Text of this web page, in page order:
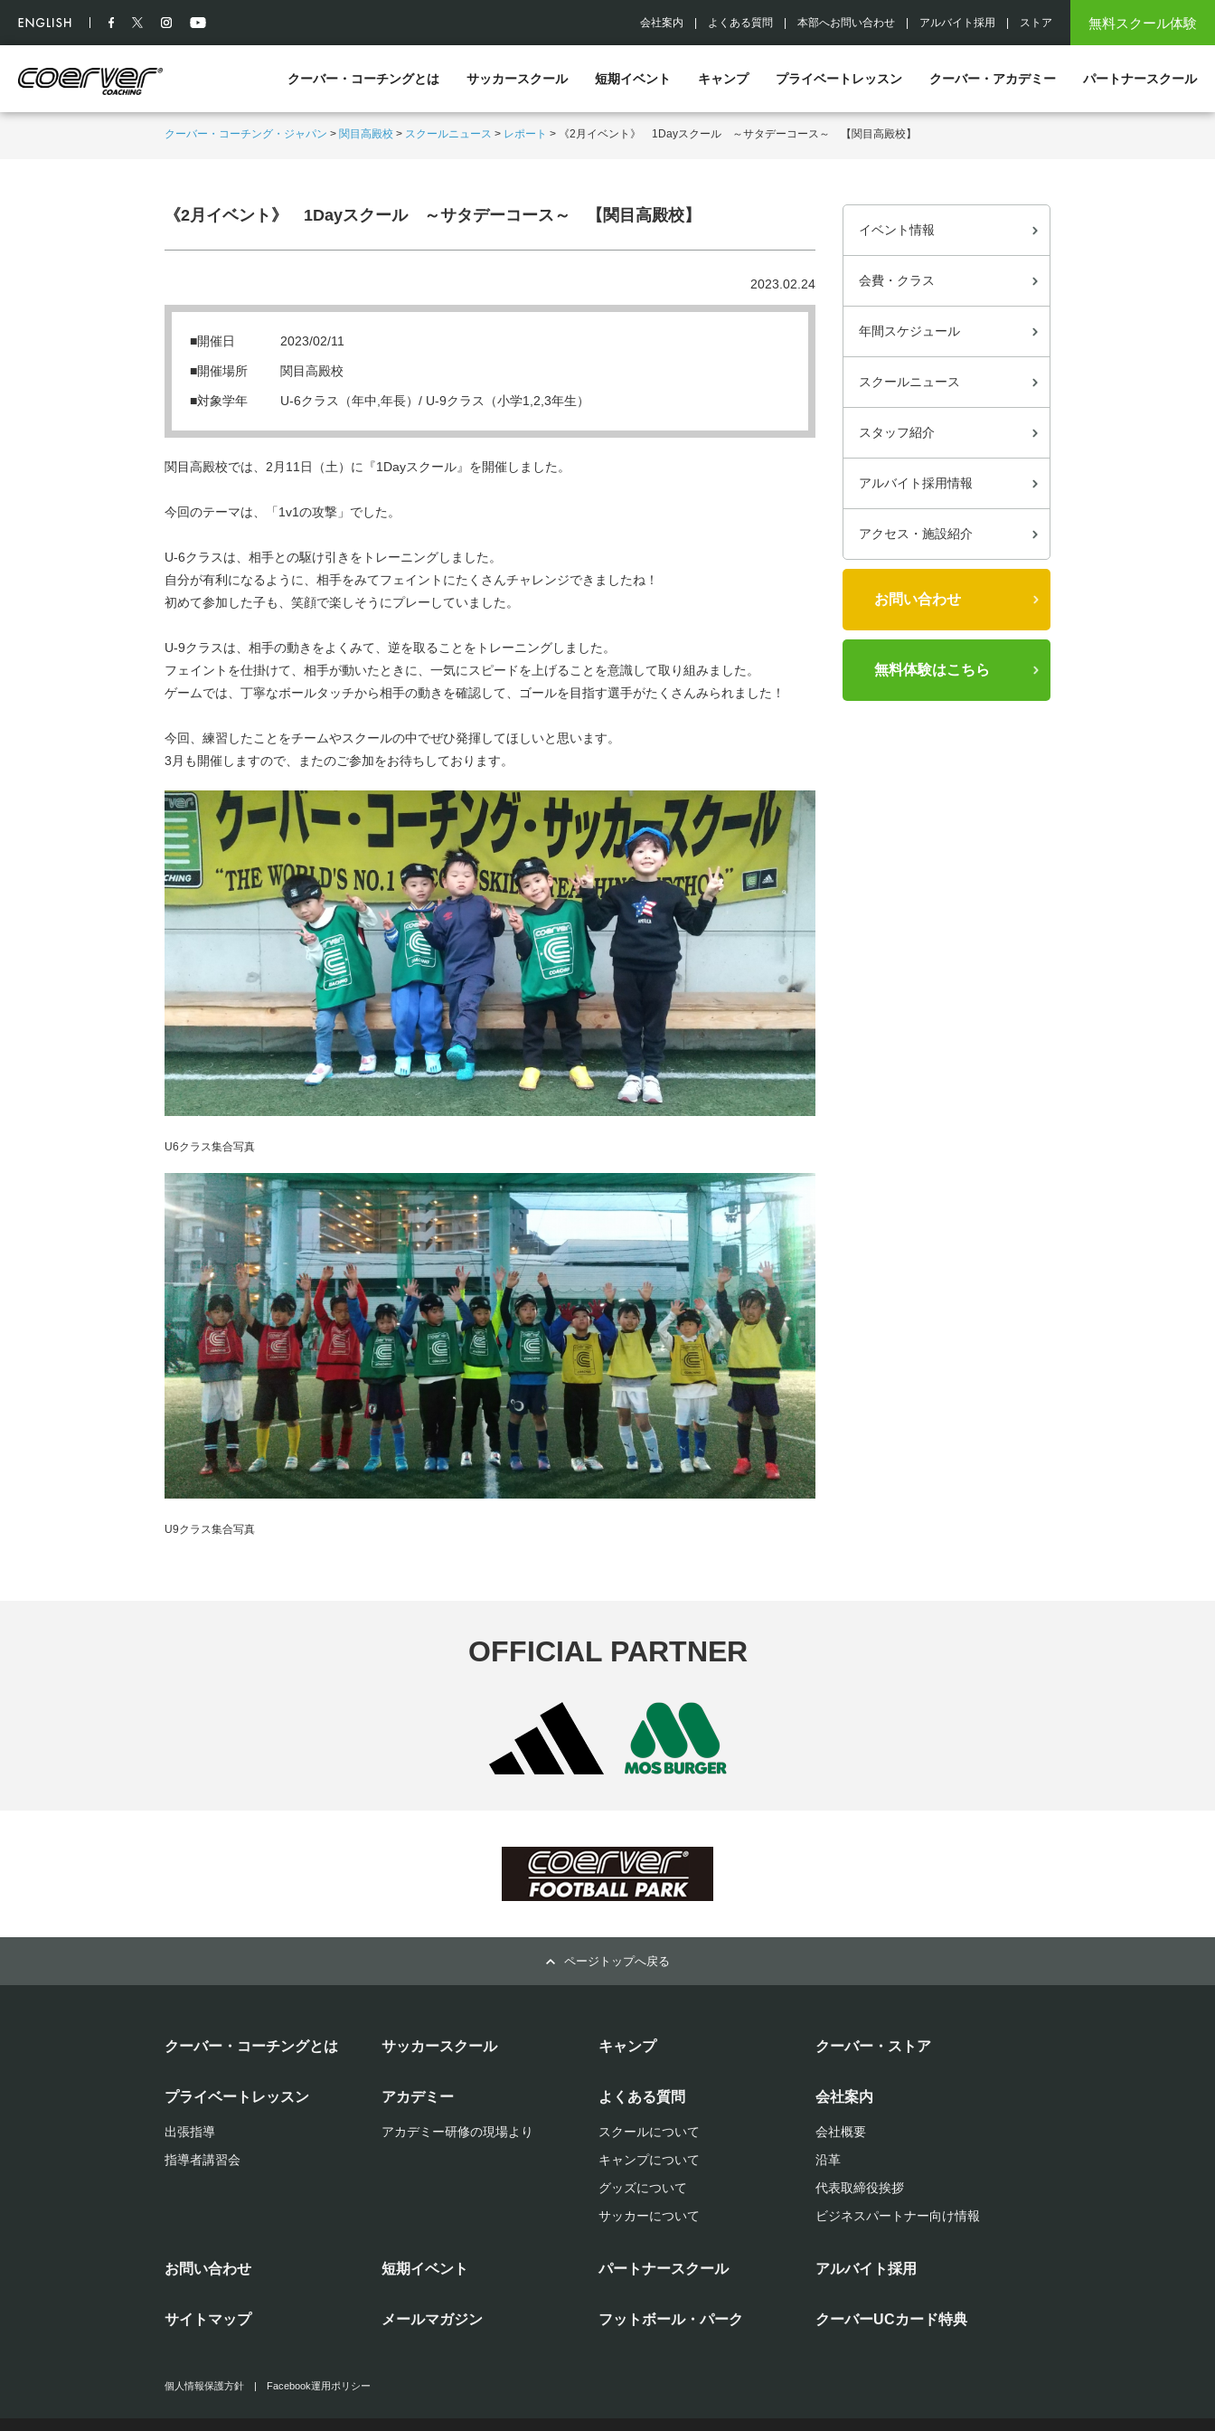
無料スクール体験
会社案内 よくある質問 本部へお問い合わせ アルバイト採用 ストア
クーバー・コーチングとは サッカースクール 短期イベント キャンプ プライベートレッスン クーバー・アカデミー パートナースクール
クーバー・コーチング・ジャパン > 関目高殿校 > スクールニュース > レポート > 《2月イベント》 1Dayスクール ～サタデーコース～ 【関目高殿校】
《2月イベント》 1Dayスクール ～サタデーコース～ 【関目高殿校】
2023.02.24
■開催日 2023/02/11
■開催場所 関目高殿校
■対象学年 U-6クラス（年中,年長）/ U-9クラス（小学1,2,3年生）
関目高殿校では、2月11日（土）に『1Dayスクール』を開催しました。
今回のテーマは、「1v1の攻撃」でした。
U-6クラスは、相手との駆け引きをトレーニングしました。
自分が有利になるように、相手をみてフェイントにたくさんチャレンジできましたね！
初めて参加した子も、笑顔で楽しそうにプレーしていました。
U-9クラスは、相手の動きをよくみて、逆を取ることをトレーニングしました。
フェイントを仕掛けて、相手が動いたときに、一気にスピードを上げることを意識して取り組みました。
ゲームでは、丁寧なボールタッチから相手の動きを確認して、ゴールを目指す選手がたくさんみられました！
今回、練習したことをチームやスクールの中でぜひ発揮してほしいと思います。
3月も開催しますので、またのご参加をお待ちしております。
U6クラス集合写真
U9クラス集合写真
イベント情報
会費・クラス
年間スケジュール
スクールニュース
スタッフ紹介
アルバイト採用情報
アクセス・施設紹介
お問い合わせ
無料体験はこちら
OFFICIAL PARTNER
ページトップへ戻る
クーバー・コーチングとは サッカースクール キャンプ クーバー・ストア
プライベートレッスン
出張指導
指導者講習会
アカデミー
アカデミー研修の現場より
よくある質問
スクールについて
キャンプについて
グッズについて
サッカーについて
会社案内
会社概要
沿革
代表取締役挨拶
ビジネスパートナー向け情報
お問い合わせ 短期イベント パートナースクール アルバイト採用
サイトマップ メールマガジン フットボール・パーク クーバーUCカード特典
個人情報保護方針 | Facebook運用ポリシー